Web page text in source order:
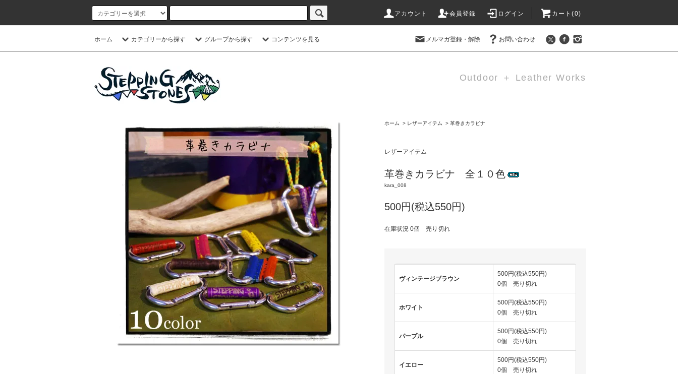
アカウント 会員登録 ログイン カート(0)
ホーム カテゴリーから探す グループから探す コンテンツを見る メルマガ登録・解除 お問い合わせ
Outdoor ＋ Leather Works
ホーム > レザーアイテム > 革巻きカラビナ
レザーアイテム
革巻きカラビナ 全１０色
kara_008
500円(税込550円)
在庫状況 0個 売り切れ
ヴィンテージブラウン
500円(税込550円)
0個 売り切れ
ホワイト
500円(税込550円)
0個 売り切れ
パープル
500円(税込550円)
0個 売り切れ
イエロー
500円(税込550円)
0個 売り切れ